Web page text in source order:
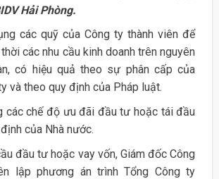
Hải Phòng.
các quỹ của Công ty thành viên để
các nhu cầu kinh doanh trên nguyên
có hiệu quả theo sự phân cấp của
và theo quy định của Pháp luật.
các chế độ ưu đãi đầu tư hoặc tái đầu
của Nhà nước.
đầu tư hoặc vay vốn, Giám đốc Công
lập phương án trình Tổng Công ty